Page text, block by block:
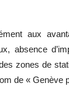
aux
absence
zones de
de « Genève